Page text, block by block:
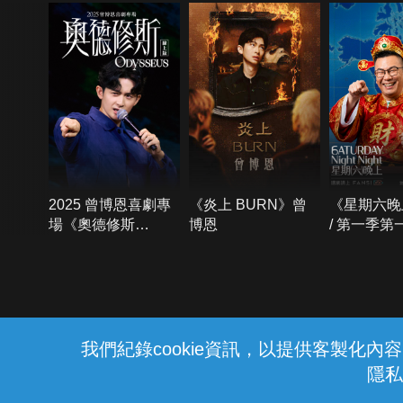
我們紀錄cookie資訊，以提供客製化內
隱
2025 曾博恩喜劇專
場《奧德修斯
《炎上 BURN》曾
博恩
《星期六
/ 第一季第